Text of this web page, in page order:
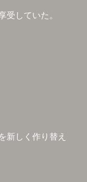
受していた。
新しく作り替え